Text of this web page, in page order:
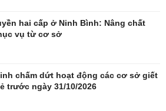
Dinh dưỡng - món ngon
Nam khoa
Làm đẹp - giảm cân
hai cấp ở Ninh Bình: Nâng chất
vụ từ cơ sở
chấm dứt hoạt động các cơ sở giết
trước ngày 31/10/2026